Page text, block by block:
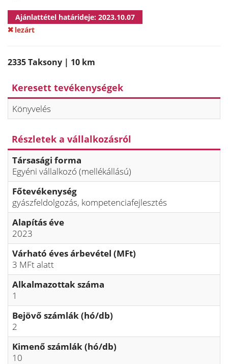
Ajánlattétel határideje: 2023.10.07
lezárt
2335 Taksony | 10 km
Keresett tevékenységek
Könyvelés
Részletek a vállalkozásról
Társasági forma
Egyéni vállalkozó (mellékállású)
Főtevékenység
gyászfeldolgozás, kompetenciafejlesztés
Alapítás éve
2023
Várható éves árbevétel (MFt)
3 MFt alatt
Alkalmazottak száma
1
Bejövő számlák (hó/db)
2
Kimenő számlák (hó/db)
10